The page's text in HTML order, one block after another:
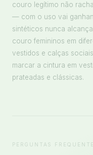
couro legítimo não
— com o uso vai
sintéticos nunca
couro femininos em
vestidos e calças
marcar a cintura em
prateadas e clássicas.
PERGUNTAS